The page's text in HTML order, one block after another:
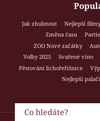
Jak zhubnout Nejlepší
Změna času
Partie
ZOO Nové začátky
Volby 2025
Svařené víno
Pěstování lichořeřišnice
Nejlepší